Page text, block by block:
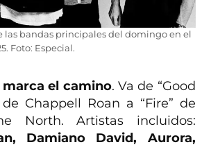
las bandas principales del domingo en el
Foto: Especial.
marca el camino. Va de “Good
Chappell Roan a “Fire” de
North. Artistas incluidos:
Damiano David, Aurora,